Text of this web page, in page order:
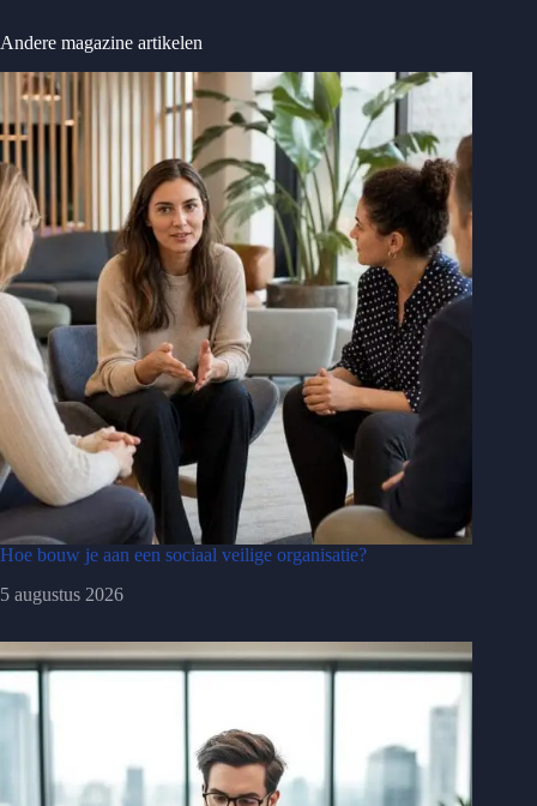
Andere magazine artikelen
Hoe bouw je aan een sociaal veilige organisatie?
5 augustus 2026